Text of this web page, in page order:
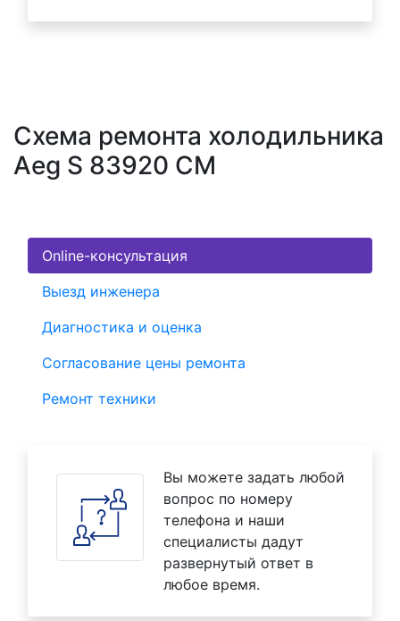
Схема ремонта холодильника
Aeg S 83920 CM
Online-консультация
Выезд инженера
Диагностика и оценка
Согласование цены ремонта
Ремонт техники
Вы можете задать любой
вопрос по номеру
телефона и наши
специалисты дадут
развернутый ответ в
любое время.